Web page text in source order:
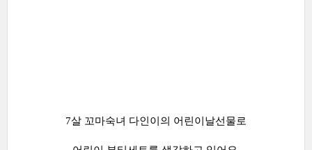
7살 꼬마숙녀 다인이의 어린이날선물로